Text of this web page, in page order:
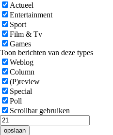
Actueel
Entertainment
Sport
Film & Tv
Games
Toon berichten van deze types
Weblog
Column
(P)review
Special
Poll
Scrollbar gebruiken
opslaan